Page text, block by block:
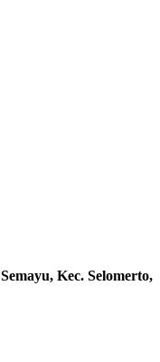
Kec. Selomerto,